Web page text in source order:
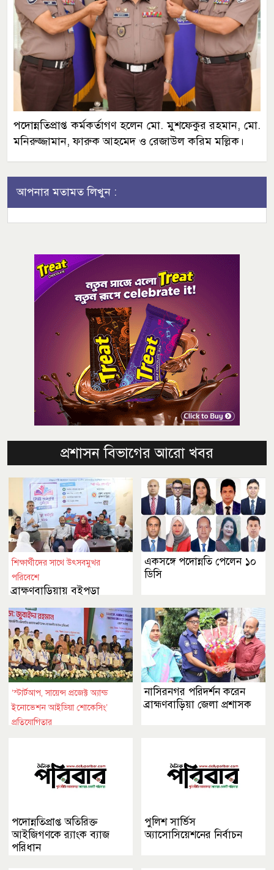
পদোন্নতিপ্রাপ্ত কর্মকর্তাগণ হলেন মো. মুশফেকুর রহমান, মো.
মনিরুজ্জামান, ফারুক আহমেদ ও রেজাউল করিম মল্লিক।
আপনার মতামত লিখুন :
প্রশাসন বিভাগের আরো খবর
শিক্ষার্থীদের সাথে উৎসবমুখর
পরিবেশে
ব্রাক্ষণবাড়িয়ায় বইপড়া
একসঙ্গে পদোন্নতি পেলেন ১০
ডিসি
‘স্টার্টআপ, সায়েন্স প্রজেক্ট অ্যান্ড
ইনোভেশন আইডিয়া শোকেসিং’
প্রতিযোগিতার
নাসিরনগর পরিদর্শন করেন
ব্রাহ্মণবাড়িয়া জেলা প্রশাসক
পদোন্নতিপ্রাপ্ত অতিরিক্ত
আইজিগণকে র‌্যাংক ব্যাজ
পরিধান
পুলিশ সার্ভিস
অ্যাসোসিয়েশনের নির্বাচন